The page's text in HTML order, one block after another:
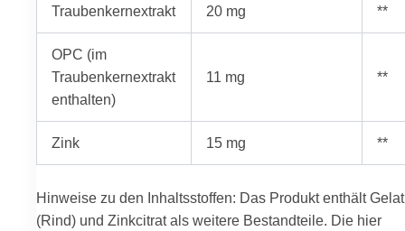
Traubenkernextrakt 20 mg **
OPC (im
Traubenkernextrakt
enthalten)
11 mg **
Zink 15 mg **
Hinweise zu den Inhaltsstoffen: Das Produkt enthält
(Rind) und Zinkcitrat als weitere Bestandteile. Die hier